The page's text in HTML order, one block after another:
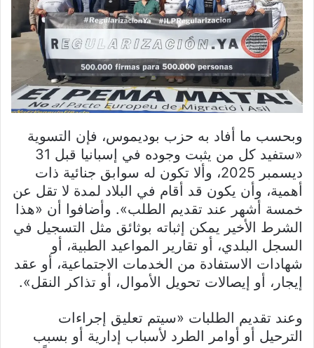
وبحسب ما أفاد به حزب بوديموس، فإن التسوية
«ستفيد كل من يثبت وجوده في إسبانيا قبل 31
ديسمبر 2025، وألا تكون له سوابق جنائية ذات
أهمية، وأن يكون قد أقام في البلاد لمدة لا تقل عن
خمسة أشهر عند تقديم الطلب». وأضافوا أن «هذا
الشرط الأخير يمكن إثباته بوثائق مثل التسجيل في
السجل البلدي، أو تقارير المواعيد الطبية، أو
شهادات الاستفادة من الخدمات الاجتماعية، أو عقد
إيجار، أو إيصالات تحويل الأموال، أو تذاكر النقل».
وعند تقديم الطلبات «سيتم تعليق إجراءات
الترحيل أو أوامر الطرد لأسباب إدارية أو بسبب